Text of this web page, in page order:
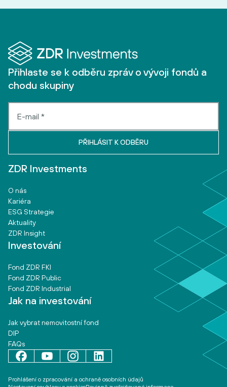
Přihlaste se k odběru zpráv o vývoji fondů a
chodu skupiny
ZDR Investments
O nás
Kariéra
ESG Strategie
Aktuality
ZDR Insight
Investování
Fond ZDR FKI
Fond ZDR Public
Fond ZDR Industrial
Jak na investování
Jak vybrat nemovitostní fond
DIP
FAQs
Prohlášení o zpracování a ochraně osobních údajů